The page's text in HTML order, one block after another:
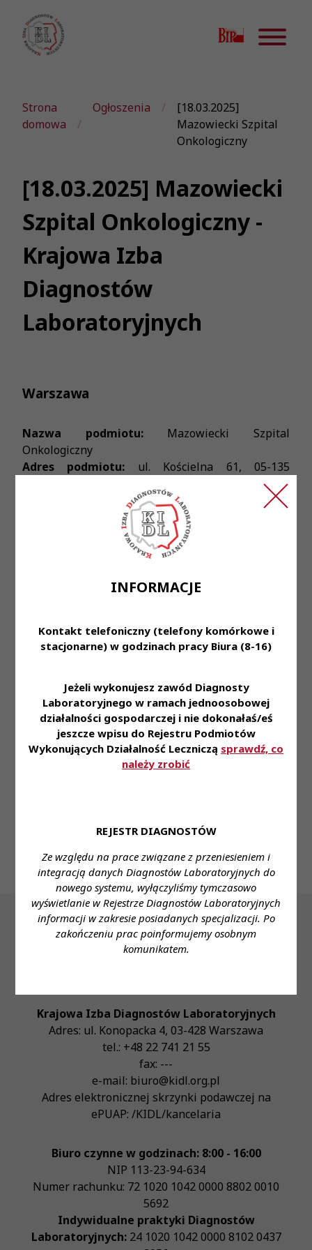
INFORMACJE
Kontakt telefoniczny (telefony komórkowe i
stacjonarne) w godzinach pracy Biura (8-16)
Jeżeli wykonujesz zawód Diagnosty
Laboratoryjnego w ramach jednoosobowej
działalności gospodarczej i nie dokonałaś/eś
jeszcze wpisu do Rejestru Podmiotów
Wykonujących Działalność Leczniczą sprawdź, co
należy zrobić
REJESTR DIAGNOSTÓW
Ze względu na prace związane z przeniesieniem i
integracją danych Diagnostów Laboratoryjnych do
nowego systemu, wyłączyliśmy tymczasowo
wyświetlanie w Rejestrze Diagnostów Laboratoryjnych
informacji w zakresie posiadanych specjalizacji. Po
zakończeniu prac poinformujemy osobnym
komunikatem.
Strona
domowa
Ogłoszenia
[18.03.2025]
Mazowiecki Szpital
Onkologiczny
[18.03.2025] Mazowiecki
Szpital Onkologiczny -
Krajowa Izba
Diagnostów
Laboratoryjnych
Warszawa
Nazwa podmiotu:Mazowiecki Szpital
Onkologiczny
Adres podmiotu: ul. Kościelna 61, 05-135
Poszukujemy diagnosty laboratoryjnego na dyżury
Mazowiecki Szpital Onkologiczny w Wieliszewie
Aktualne uprawnienia serologiczne
Forma zatrudnienia:
Umowa zlecenie, działalność
Dane do kontaktu:
Katarzyna Dąbrowska
Krajowa Izba Diagnostów Laboratoryjnych
Adres: ul. Konopacka 4, 03-428 Warszawa
tel.: +48 22 741 21 55
fax: ---
e-mail: biuro@kidl.org.pl
Adres elektronicznej skrzynki podawczej na
ePUAP: /KIDL/kancelaria
Biuro czynne w godzinach: 8:00 - 16:00
NIP 113-23-94-634
Numer rachunku: 72 1020 1042 0000 8802 0010
5692
Indywidualne praktyki Diagnostów
Laboratoryjnych:24 1020 1042 0000 8102 0437